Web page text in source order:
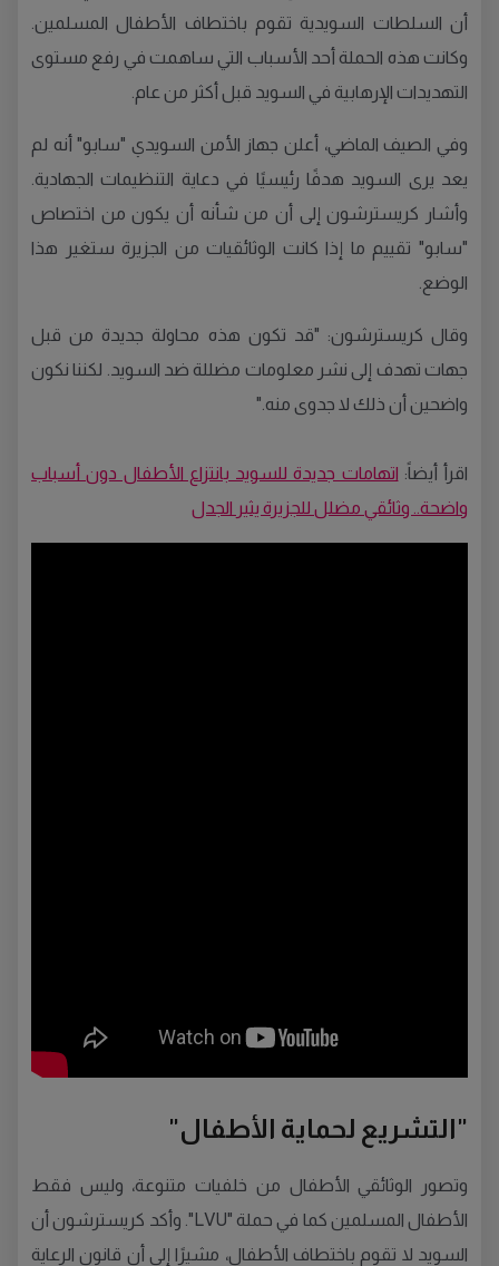
أن السلطات السويدية تقوم باختطاف الأطفال المسلمين.
وكانت هذه الحملة أحد الأسباب التي ساهمت في رفع مستوى
التهديدات الإرهابية في السويد قبل أكثر من عام.
وفي الصيف الماضي، أعلن جهاز الأمن السويدي "سابو" أنه لم
يعد يرى السويد هدفًا رئيسيًا في دعاية التنظيمات الجهادية.
وأشار كريسترشون إلى أن من شأنه أن يكون من اختصاص
"سابو" تقييم ما إذا كانت الوثائقيات من الجزيرة ستغير هذا
الوضع.
وقال كريسترشون: "قد تكون هذه محاولة جديدة من قبل
جهات تهدف إلى نشر معلومات مضللة ضد السويد. لكننا نكون
واضحين أن ذلك لا جدوى منه."
اقرأ أيضاً: اتهامات جديدة للسويد بانتزاع الأطفال دون أسباب
واضحة.. وثائقي مضلل للجزيرة يثير الجدل
"التشريع لحماية الأطفال"
وتصور الوثائقي الأطفال من خلفيات متنوعة، وليس فقط
الأطفال المسلمين كما في حملة "LVU". وأكد كريسترشون أن
السويد لا تقوم باختطاف الأطفال، مشيرًا إلى أن قانون الرعاية